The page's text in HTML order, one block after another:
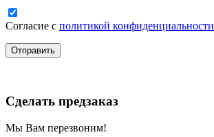
Согласие с политикой конфиденциальности
Сделать предзаказ
Мы Вам перезвоним!